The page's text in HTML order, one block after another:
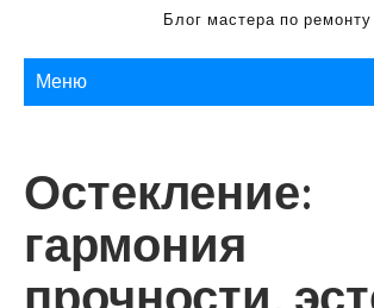
Блог мастера по ремонту
Меню
Остекление:
гармония